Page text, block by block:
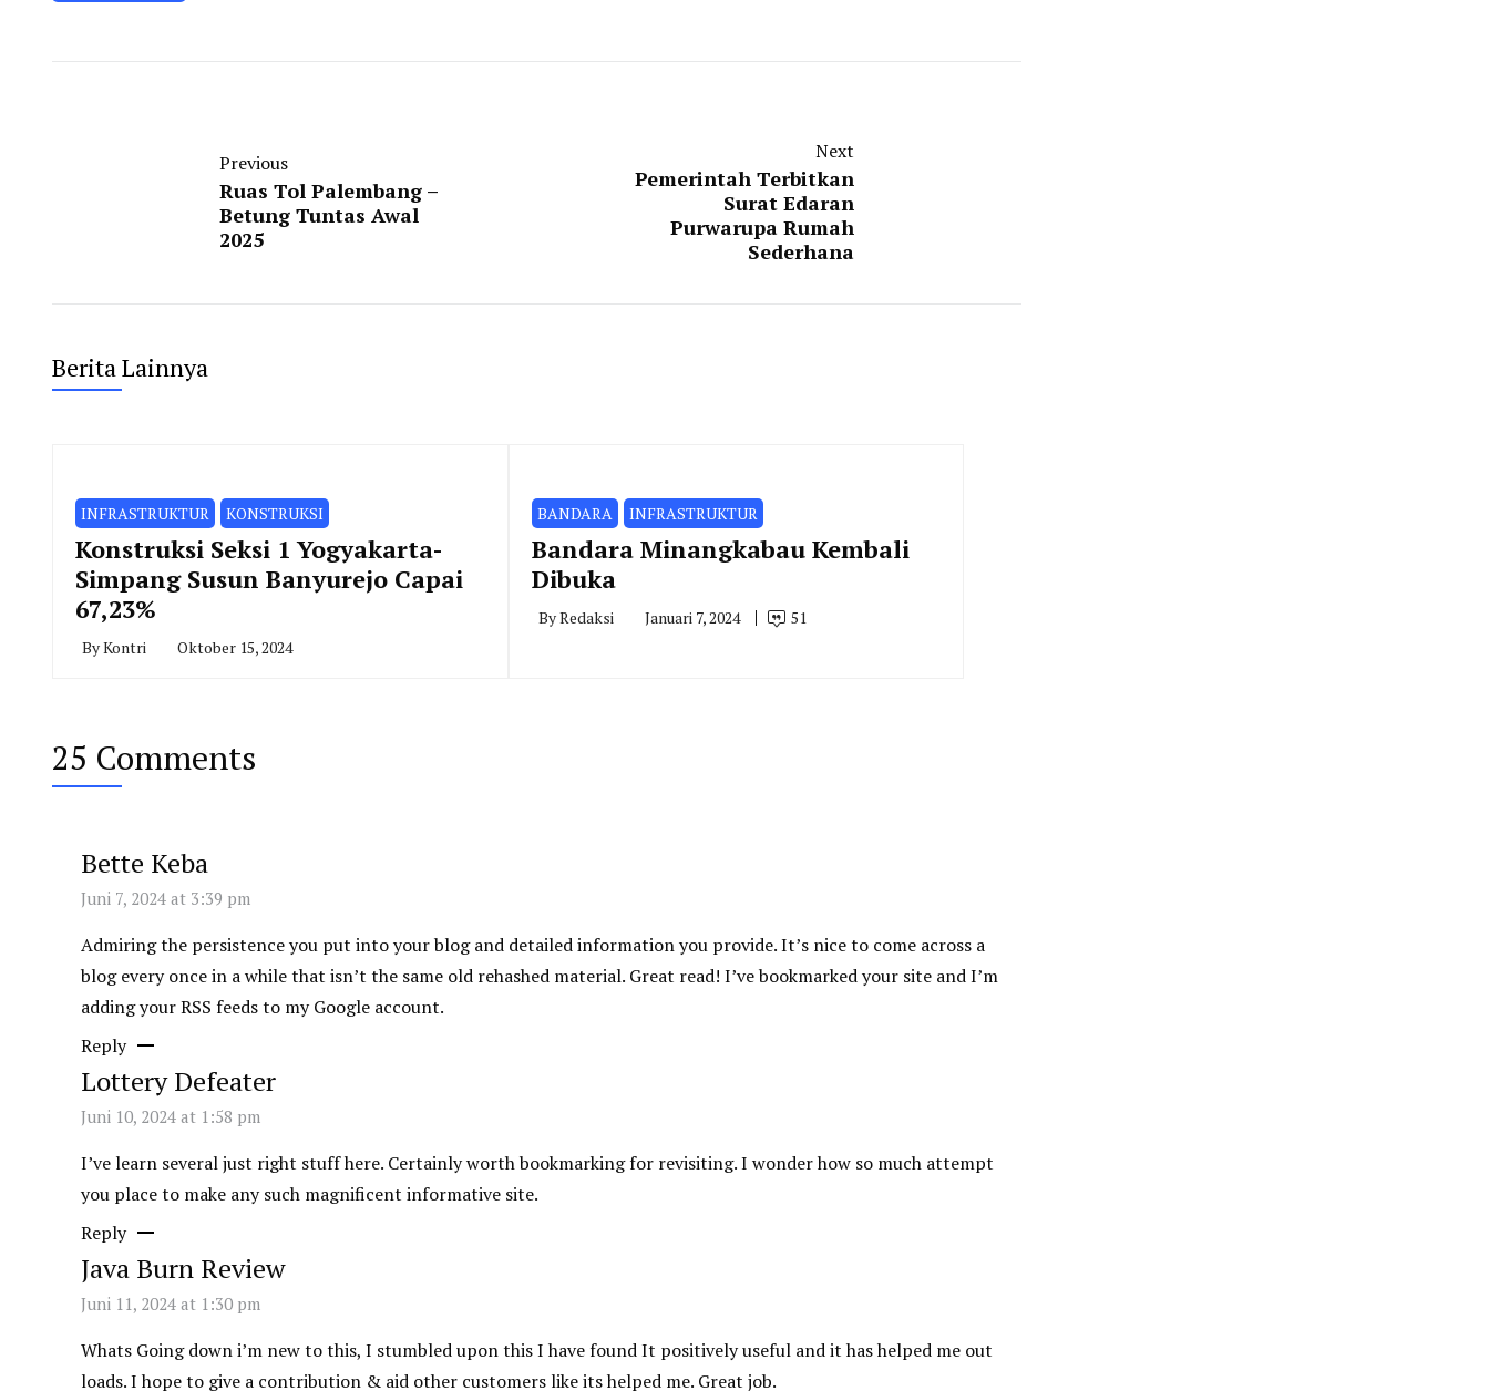
Previous
Ruas Tol Palembang –
Betung Tuntas Awal
2025
Next
Pemerintah Terbitkan
Surat Edaran
Purwarupa Rumah
Sederhana
Berita Lainnya
INFRASTRUKTUR KONSTRUKSI
Konstruksi Seksi 1 Yogyakarta-
Simpang Susun Banyurejo Capai
67,23%
ByKontri Oktober 15, 2024
BANDARA INFRASTRUKTUR
Bandara Minangkabau Kembali
Dibuka
ByRedaksi Januari 7, 2024 51
25 Comments
Bette Keba
Juni 7, 2024 at 3:39 pm
Admiring the persistence you put into your blog and detailed information you provide. It’s nice to come across a
blog every once in a while that isn’t the same old rehashed material. Great read! I’ve bookmarked your site and I’m
adding your RSS feeds to my Google account.
Reply
Lottery Defeater
Juni 10, 2024 at 1:58 pm
I’ve learn several just right stuff here. Certainly worth bookmarking for revisiting. I wonder how so much attempt
you place to make any such magnificent informative site.
Reply
Java Burn Review
Juni 11, 2024 at 1:30 pm
Whats Going down i’m new to this, I stumbled upon this I have found It positively useful and it has helped me out
loads. I hope to give a contribution & aid other customers like its helped me. Great job.